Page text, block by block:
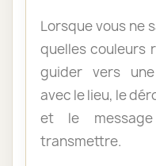
Lorsque vous ne
quelles couleurs
guider vers
avec le lieu, le
et le
transmettre.